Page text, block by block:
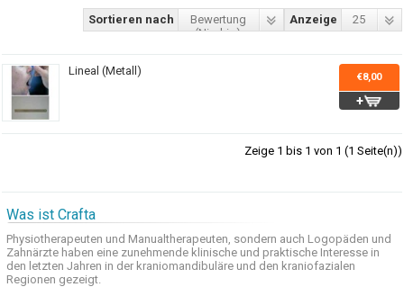
Anzeige 25
Sortieren nach
Bewertung
(Niedrig)
Lineal (Metall) €8,00
Zeige 1 bis 1 von 1 (1 Seite(n))
Was ist Crafta
Physiotherapeuten und Manualtherapeuten, sondern auch Logopäden und
Zahnärzte haben eine zunehmende klinische und praktische Interesse in
den letzten Jahren in der kraniomandibuläre und den kraniofazialen
Regionen gezeigt.